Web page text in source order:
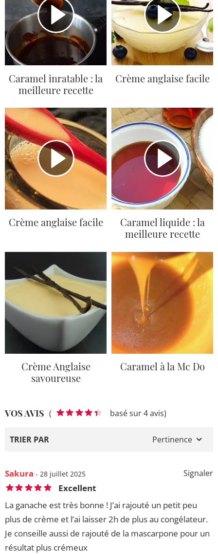
Caramel inratable : la
meilleure recette
Crème anglaise facile
Crème anglaise facile
Caramel liquide : la
meilleure recette
Crème Anglaise
savoureuse
Caramel à la Mc Do
VOS AVIS ( basé sur 4 avis)
TRIER PAR Pertinence
Signaler
Sakura - 28 juillet 2025
Excellent
La ganache est très bonne ! J’ai rajouté un petit peu
plus de crème et l’ai laisser 2h de plus au congélateur.
Je conseille aussi de rajouté de la mascarpone pour un
résultat plus crémeux